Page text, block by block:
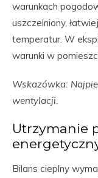
warunkach
uszczelniony,
temperatur. W
warunki w
Wskazówka:
wentylacji.
Utrzymanie
Bilans cieplny